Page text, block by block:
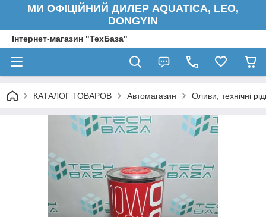
МИ ОФІЦІЙНИЙ ДИЛЕР AQUATICA, LEO,
DONGYIN
Інтернет-магазин "ТехБаза"
КАТАЛОГ ТОВАРОВ Автомагазин Оливи, технічні